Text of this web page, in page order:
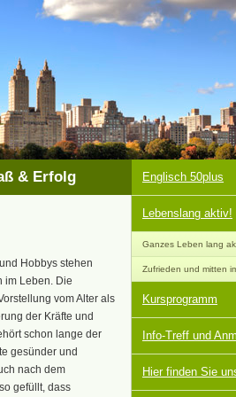
& Erfolg
Hobbys stehen
im Leben. Die
vom Alter als
der Kräfte und
schon lange der
gesünder und
nach dem
gefüllt, dass
Englisch 50plus
Lebenslang aktiv!
Ganzes Leben lang
Zufrieden und mitten
Kursprogramm
Info-Treff und
Hier finden Sie